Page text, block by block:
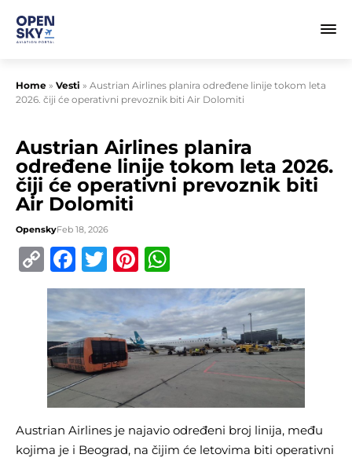
Home » Vesti » Austrian Airlines planira određene linije tokom leta
2026. čiji će operativni prevoznik biti Air Dolomiti
Austrian Airlines planira
određene linije tokom leta 2026.
čiji će operativni prevoznik biti
Air Dolomiti
OpenskyFeb 18, 2026
Copy
Link
Facebook
TwitterPinterest
Austrian Airlines je najavio određeni broj linija, među
kojima je i Beograd, na čijim će letovima biti operativni